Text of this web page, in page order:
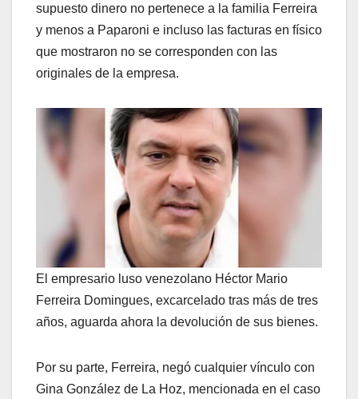
supuesto dinero no pertenece a la familia Ferreira
y menos a Paparoni e incluso las facturas en físico
que mostraron no se corresponden con las
originales de la empresa.
El empresario luso venezolano Héctor Mario
Ferreira Domingues, excarcelado tras más de tres
años, aguarda ahora la devolución de sus bienes.
Por su parte, Ferreira, negó cualquier vínculo con
Gina González de La Hoz, mencionada en el caso